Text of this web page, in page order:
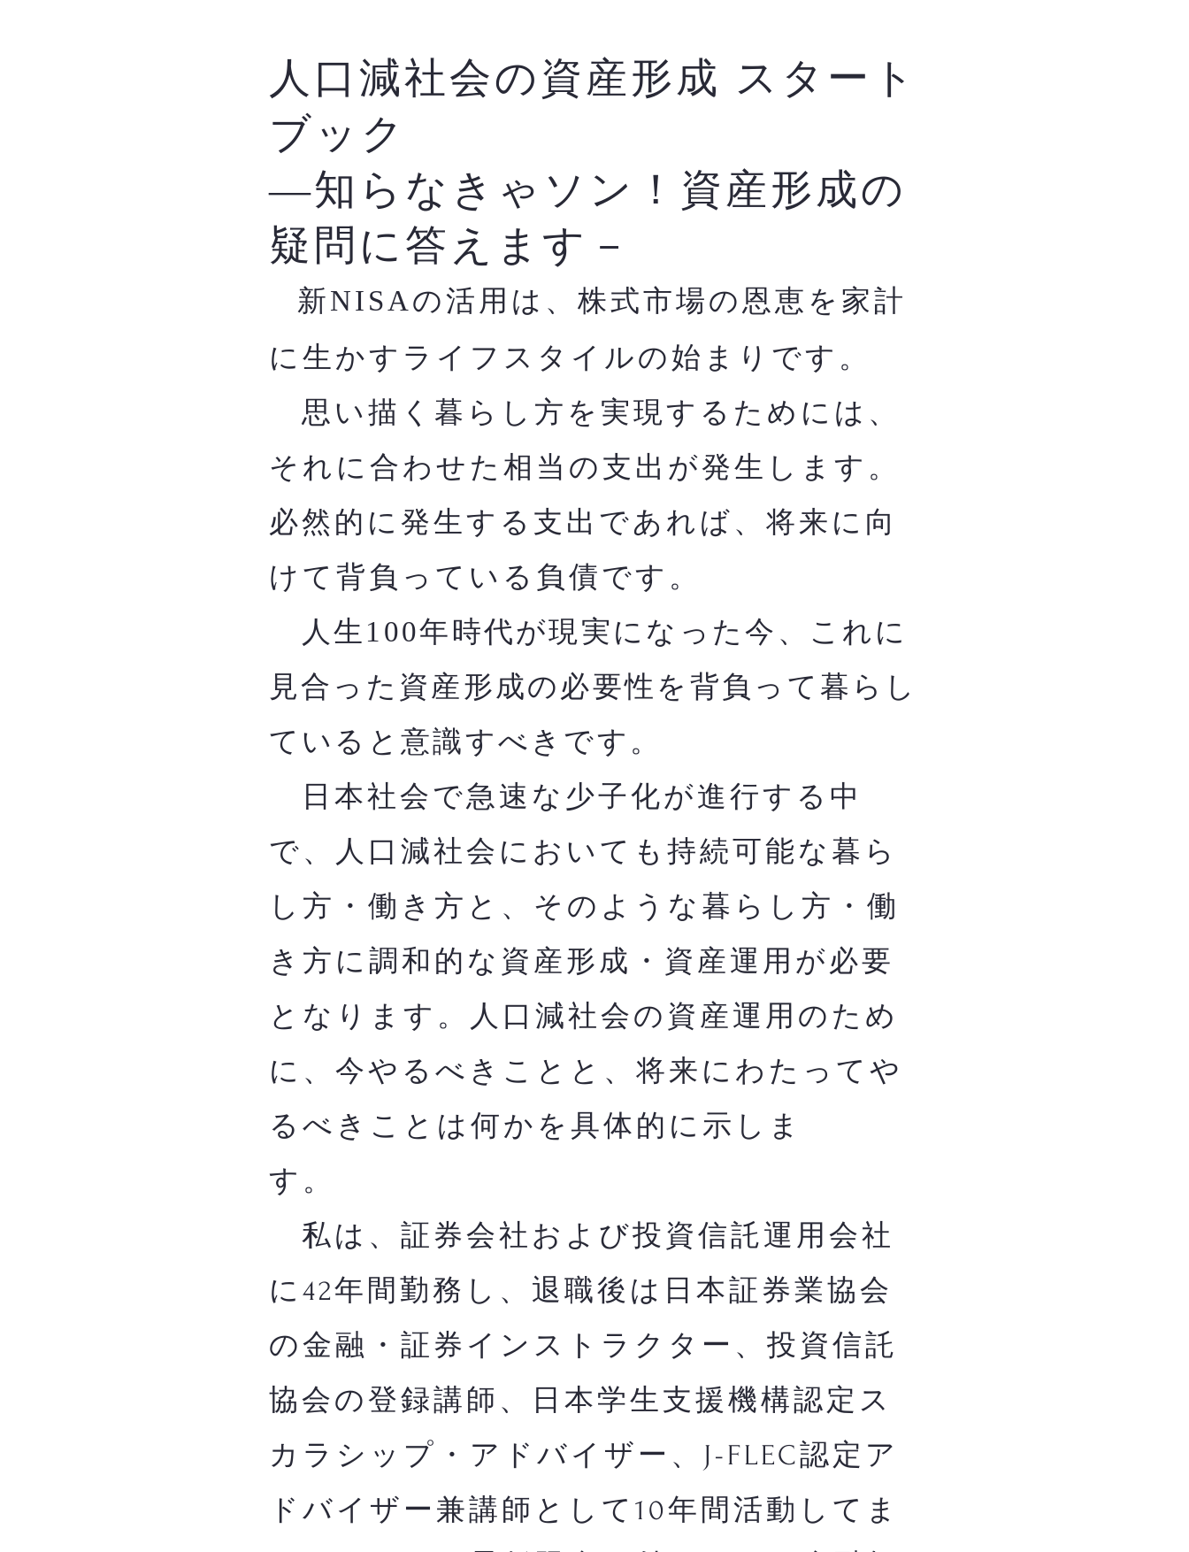
人口減社会の資産形成 スタート
ブック
―知らなきゃソン！資産形成の
疑問に答えます－
新NISAの活用は、株式市場の恩恵を家計
に生かすライフスタイルの始まりです。
思い描く暮らし方を実現するためには、
それに合わせた相当の支出が発生します。
必然的に発生する支出であれば、将来に向
けて背負っている負債です。
人生100年時代が現実になった今、これに
見合った資産形成の必要性を背負って暮らし
ていると意識すべきです。
日本社会で急速な少子化が進行する中
で、人口減社会においても持続可能な暮ら
し方・働き方と、そのような暮らし方・働
き方に調和的な資産形成・資産運用が必要
となります。人口減社会の資産運用のため
に、今やるべきことと、将来にわたってや
るべきことは何かを​具体的に示しま
す。
私は、証券会社および投資信託運用会社
に42年間勤務し、退職後は日本証券業協会
の金融・証券インストラクター、投資信託
協会の登録講師、日本学生支援機構認定ス
カラシップ・アドバイザー、J-FLEC認定ア
ドバイザー兼講師として10年間活動してま